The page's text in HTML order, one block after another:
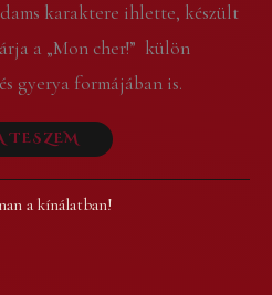
karaktere ihlette, készült
a „Mon cher!” külön
gyerya formájában is.
TESZEM
a kínálatban!